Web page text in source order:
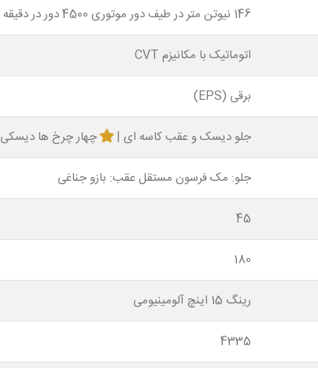
146 نیوتن متر در طیف دور موتوری 4500 دور در دقیقه
اتوماتیک با مکانیزم CVT
برقی (EPS)
جلو دیسک و عقب کاسه ای | چهار چرخ ها دیسکی
جلو: مک فرسون مستقل عقب: بازو جناغی
45
180
رینگ 15 اینچ آلومینیومی
4335